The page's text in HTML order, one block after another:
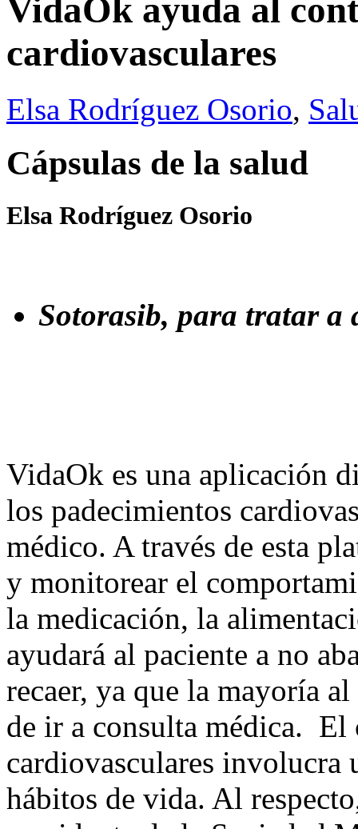
VidaOk ayuda al
cardiovasculares
Elsa Rodríguez Osorio,
Cápsulas de la salud
Elsa Rodríguez Osorio
Sotorasib, para tratar a
VidaOk es una aplicación
los padecimientos
médico. A través de esta
y monitorear el
la medicación, la
ayudará al paciente a no
recaer, ya que la mayoría
de ir a consulta médica.
cardiovasculares involucra
hábitos de vida. Al